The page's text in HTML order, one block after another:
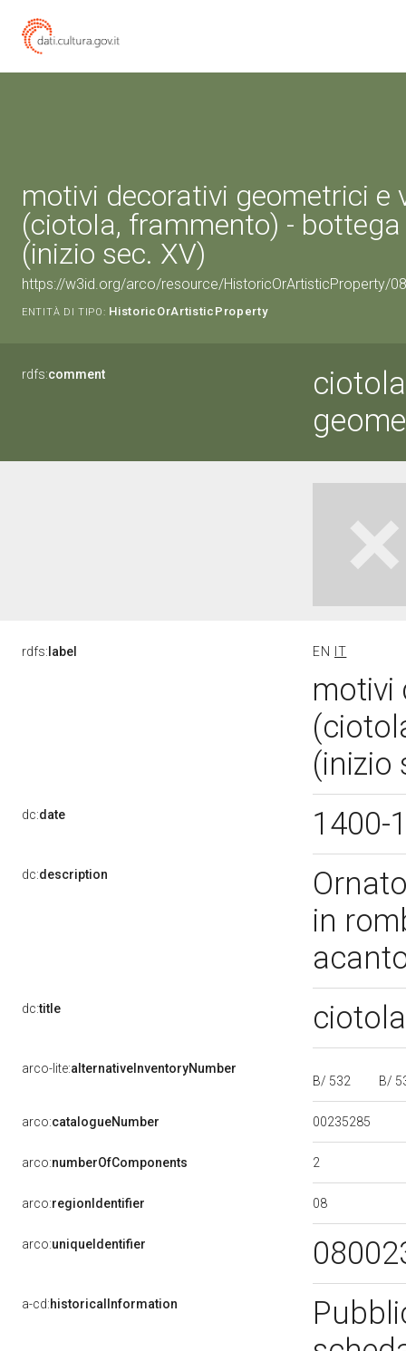
motivi decorativi geometrici e
(ciotola, frammento) -
(inizio sec. XV)
https://w3id.org/arco/resource/HistoricOrArtisticProperty/
ENTITÀ DI TIPO: HistoricOrArtisticProperty
rdfs:comment
rdfs: label EN IT
motivi
(inizio
dc:date 1400-
dc:description
in
dc:title
arco-lite:alternativeInventoryNumber
B/ 532
B/
arco:catalogueNumber 00235285
arco:numberOfComponents 2
arco:regionIdentifier 08
arco:uniqueIdentifier
a-cd:historicalInformation